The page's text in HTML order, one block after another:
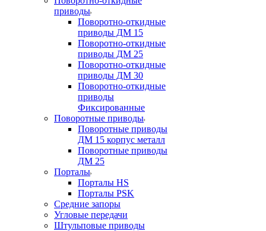
приводы
Поворотно-откидные
приводы ДМ 15
Поворотно-откидные
приводы ДМ 25
Поворотно-откидные
приводы ДМ 30
Поворотно-откидные
приводы
Фиксированные
Поворотные приводы
Поворотные приводы
ДМ 15 корпус металл
Поворотные приводы
ДМ 25
Порталы
Порталы HS
Порталы PSK
Средние запоры
Угловые передачи
Штульповые приводы